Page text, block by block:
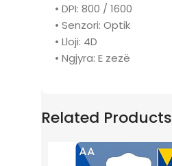
• DPI: 800 / 1600
• Senzori: Optik
• Lloji: 4D
• Ngjyra: E zezë
Related Products